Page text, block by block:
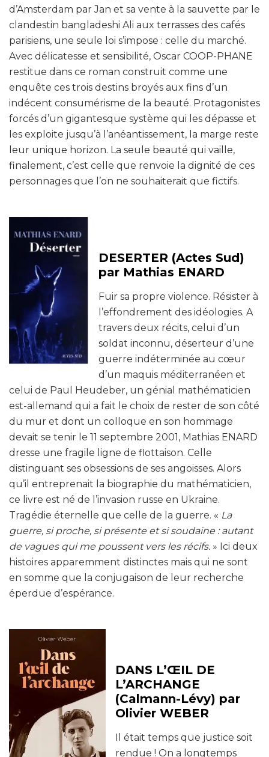
d’Amsterdam par Jan et sa vente à la sauvette par le
clandestin bangladeshi Ali aux terrasses des cafés
parisiens, une seule loi s’impose : celle du marché.
Avec délicatesse et sensibilité, Oscar COOP-PHANE
restitue dans ce roman construit comme une
enquête ces trois destins broyés aux fins d’un
indécent consumérisme de la beauté. Protagonistes
forcés d’un gigantesque système qui les dépasse et
les exploite jusqu’à l’anéantissement, la marge reste
leur unique horizon. La seule beauté qui vaille,
finalement, c’est celle que renvoie la dignité de ces
personnages que l’on ne souhaiterait que fictifs.
DESERTER (Actes Sud)
par Mathias ENARD
Fuir sa propre violence. Résister à
l’effondrement des idéologies. A
travers deux récits, celui d’un
soldat inconnu, déserteur d’une
guerre indéterminée au cœur
d’un maquis méditerranéen et
celui de Paul Heudeber, un génial mathématicien
est-allemand qui a fait le choix de rester de son côté
du mur et dont un colloque en son hommage
devait se tenir le 11 septembre 2001, Mathias ENARD
dresse une fragile ligne de flottaison. Celle
distinguant ses obsessions de ses angoisses. Alors
qu’il entreprenait la biographie du mathématicien,
ce livre est né de l’invasion russe en Ukraine.
Tragédie éternelle que celle de la guerre. « La
guerre, si proche, si présente et si soudaine : autant
de vagues qui me poussent vers les récifs. » Ici deux
histoires apparemment distinctes mais qui ne sont
en somme que la conjugaison de leur recherche
éperdue d’espérance.
DANS L’ŒIL DE
L’ARCHANGE
(Calmann-Lévy) par
Olivier WEBER
Il était temps que justice soit
rendue ! On a longtemps